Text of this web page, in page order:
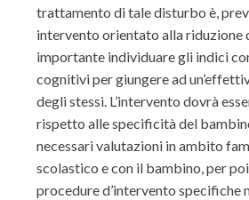
trattamento di tale disturbo è,
intervento orientato alla riduzione
importante individuare gli indici
cognitivi per giungere ad
degli stessi. L’intervento dovrà
rispetto alle specificità del
necessari valutazioni in ambito
scolastico e con il bambino, per
procedure d’intervento specifiche